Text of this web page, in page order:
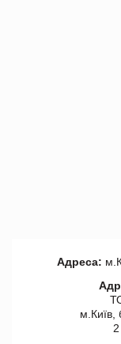
Адреса:
м.Київ,